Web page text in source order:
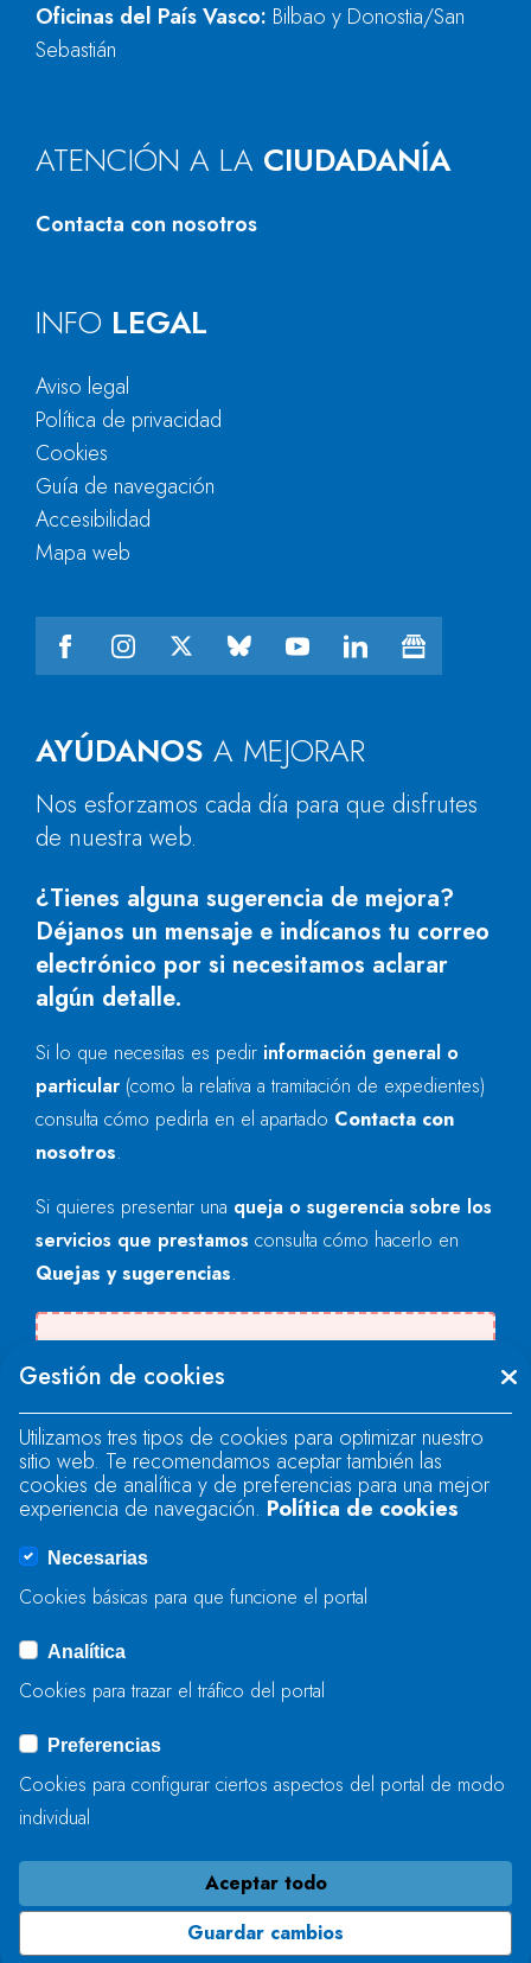
Oficinas del País Vasco: Bilbao y Donostia/San
Sebastián
ATENCIÓN A LA CIUDADANÍA
Contacta con nosotros
AYÚDANOS A MEJORAR
Nos esforzamos cada día para que disfrutes
de nuestra web.
¿Tienes alguna sugerencia de mejora?
Déjanos un mensaje e indícanos tu correo
electrónico por si necesitamos aclarar
algún detalle.
Si lo que necesitas es pedir información general o
particular (como la relativa a tramitación de expedientes)
consulta cómo pedirla en el apartado Contacta con
nosotros.
Si quieres presentar una queja o sugerencia sobre los
servicios que prestamos consulta cómo hacerlo en
Quejas y sugerencias.
"text".
Se produjo un error al cargar el campo
"text".
Se produjo un error al cargar el campo
ENVIAR
INFO LEGAL
Aviso legal
Política de privacidad
Cookies
Guía de navegación
Accesibilidad
Mapa web
Gestión de cookies
Utilizamos tres tipos de cookies para optimizar nuestro
sitio web. Te recomendamos aceptar también las
cookies de analítica y de preferencias para una mejor
experiencia de navegación. Política de cookies
Necesarias
Cookies básicas para que funcione el portal
Analítica
Cookies para trazar el tráfico del portal
Preferencias
Cookies para configurar ciertos aspectos del portal de modo
individual
Aceptar todo
Guardar cambios